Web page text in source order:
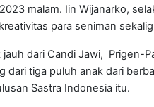
malam. Iin Wijanarko,
para seniman
dari Candi Jawi, Prigen-
dari tiga puluh anak dari
Sastra Indonesia itu.